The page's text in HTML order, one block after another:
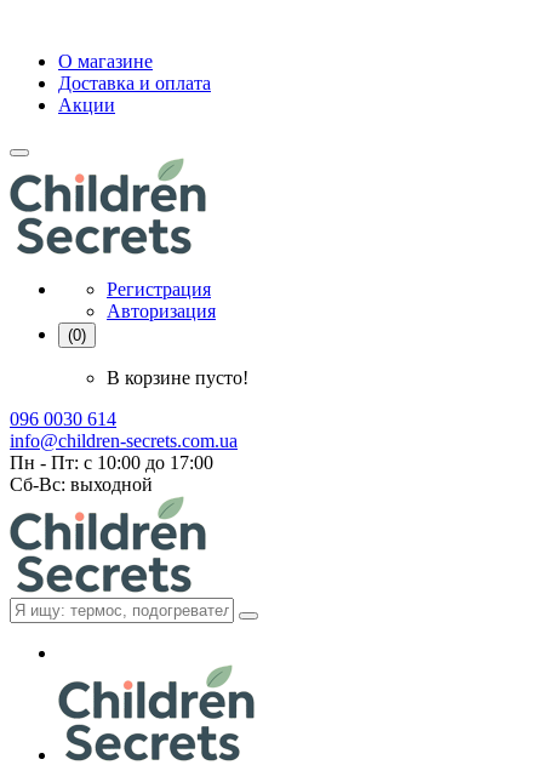
О магазине
Доставка и оплата
Акции
Регистрация
Авторизация
(0)
В корзине пусто!
096 0030 614
info@children-secrets.com.ua
Пн - Пт: с 10:00 до 17:00
Сб-Вс: выходной